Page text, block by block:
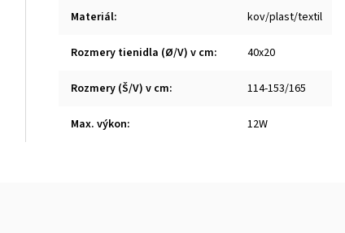
Materiál: kov/plast/textil
Rozmery tienidla (Ø/V) v cm: 40x20
Rozmery (Š/V) v cm: 114-153/165
Max. výkon: 12W